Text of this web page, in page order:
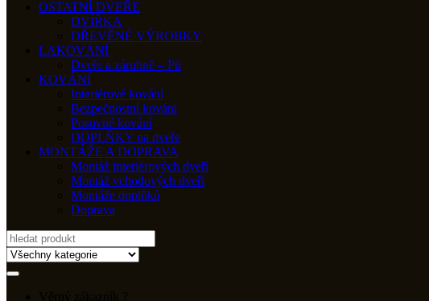
OSTATNÍ DVEŘE
DVÍŘKA
DŘEVĚNÉ VÝROBKY
LAKOVÁNÍ
Dveře a zárubně – Pú
KOVÁNÍ
Interiérové kování
Bezpečnostní kování
Posuvné kování
DOPLŇKY na dveře
MONTÁŽE A DOPRAVA
Montáž interiérových dveří
Montáž vchodových dveří
Montáže doplňků
Doprava
Search
for: